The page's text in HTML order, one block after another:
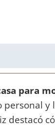
para
destacó